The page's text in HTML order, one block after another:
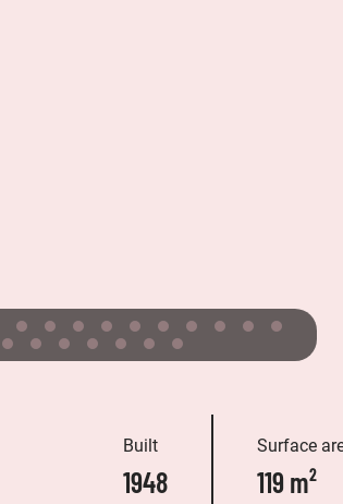
Built
1948
Surface
119 m²